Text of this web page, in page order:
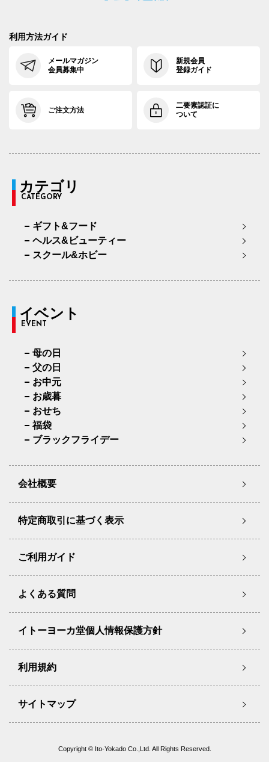
利用方法ガイド
メールマガジン
会員募集中
新規会員
登録ガイド
ご注文方法
二要素認証に
ついて
カテゴリ
CATEGORY
ギフト&フード
ヘルス&ビューティー
スクール&ホビー
イベント
EVENT
母の日
父の日
お中元
お歳暮
おせち
福袋
ブラックフライデー
会社概要
特定商取引に基づく表示
ご利用ガイド
よくある質問
イトーヨーカ堂個人情報保護方針
利用規約
サイトマップ
Copyright © Ito-Yokado Co.,Ltd. All Rights Reserved.